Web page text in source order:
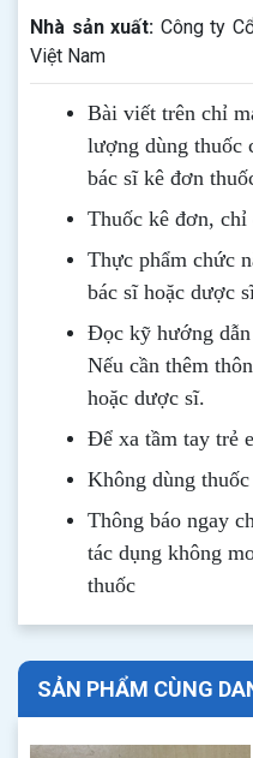
Nhà sản xuất: Công ty
Việt Nam
Bài viết trên chỉ
lượng dùng thuốc
bác sĩ kê đơn
Thuốc kê đơn, chỉ
Thực phẩm chức
bác sĩ hoặc dược
Đọc kỹ hướng
Nếu cần thêm
hoặc dược sĩ.
Để xa tầm tay trẻ
Không dùng
Thông báo ngay
tác dụng không
thuốc
SẢN PHẨM CÙNG